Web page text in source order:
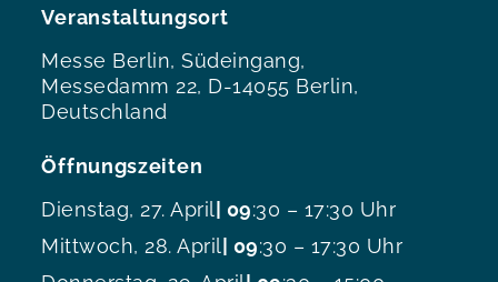
Veranstaltungsort
Messe Berlin, Südeingang,
Messedamm 22, D-14055 Berlin,
Deutschland
Öffnungszeiten
Dienstag, 27. April | 09:30 – 17:30 Uhr
Mittwoch, 28. April | 09:30 – 17:30 Uhr